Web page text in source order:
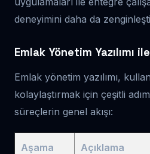
deneyimini daha da
Emlak Yönetim Yazılımı
Emlak yönetim yazılımı,
kolaylaştırmak için çeşitli
süreçlerin genel akışı:
Aşama Açıklama